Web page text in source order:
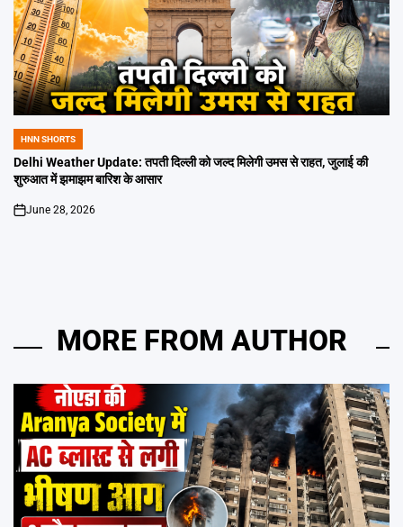
POSTED
IN
HNN SHORTS
Delhi Weather Update: तपती दिल्ली को जल्द मिलेगी उमस से राहत, जुलाई की
शुरुआत में झमाझम बारिश के आसार
on
June 28, 2026
MORE FROM AUTHOR